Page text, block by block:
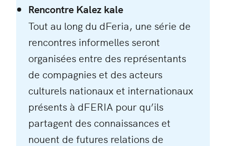
Rencontre Kalez kale
Tout au long du dFeria, une série de
rencontres informelles seront
organisées entre des représentants
de compagnies et des acteurs
culturels nationaux et internationaux
présents à dFERIA pour qu’ils
partagent des connaissances et
nouent de futures relations de